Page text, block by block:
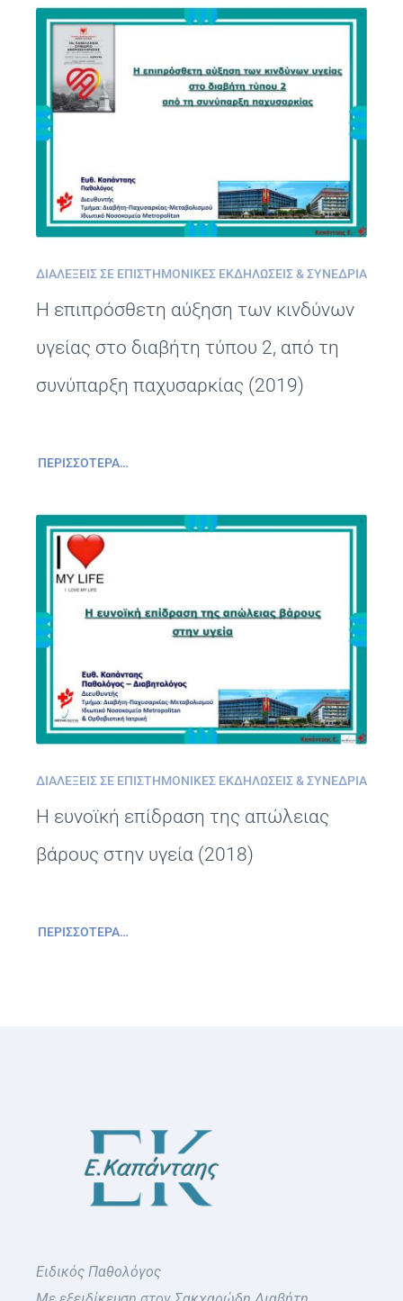
ΔΙΑΛΈΞΕΙΣ ΣΕ ΕΠΙΣΤΗΜΟΝΙΚΈΣ ΕΚΔΗΛΏΣΕΙΣ & ΣΥΝΈΔΡΙΑ
Η επιπρόσθετη αύξηση των κινδύνων
υγείας στο διαβήτη τύπου 2, από τη
συνύπαρξη παχυσαρκίας (2019)
ΠΕΡΙΣΣΌΤΕΡΑ…
ΔΙΑΛΈΞΕΙΣ ΣΕ ΕΠΙΣΤΗΜΟΝΙΚΈΣ ΕΚΔΗΛΏΣΕΙΣ & ΣΥΝΈΔΡΙΑ
Η ευνοϊκή επίδραση της απώλειας
βάρους στην υγεία (2018)
ΠΕΡΙΣΣΌΤΕΡΑ…
Ειδικός Παθολόγος